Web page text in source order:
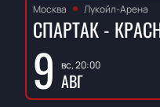
Москва
Лукойл-Арена
СПАРТАК -
9 вс, 20:00
АВГ